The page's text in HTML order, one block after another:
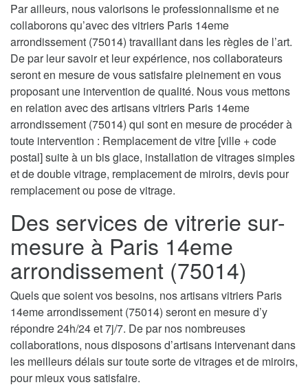
Par ailleurs, nous valorisons le professionnalisme et ne
collaborons qu’avec des vitriers Paris 14eme
arrondissement (75014) travaillant dans les règles de l’art.
De par leur savoir et leur expérience, nos collaborateurs
seront en mesure de vous satisfaire pleinement en vous
proposant une intervention de qualité. Nous vous mettons
en relation avec des artisans vitriers Paris 14eme
arrondissement (75014) qui sont en mesure de procéder à
toute intervention : Remplacement de vitre [ville + code
postal] suite à un bis glace, installation de vitrages simples
et de double vitrage, remplacement de miroirs, devis pour
remplacement ou pose de vitrage.
Des services de vitrerie sur-
mesure à Paris 14eme
arrondissement (75014)
Quels que soient vos besoins, nos artisans vitriers Paris
14eme arrondissement (75014) seront en mesure d’y
répondre 24h/24 et 7j/7. De par nos nombreuses
collaborations, nous disposons d’artisans intervenant dans
les meilleurs délais sur toute sorte de vitrages et de miroirs,
pour mieux vous satisfaire.